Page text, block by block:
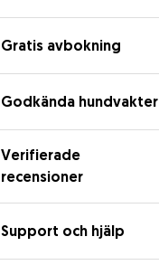
Gratis avbokning
Godkända hundvakter
Verifierade
recensioner
Support och hjälp